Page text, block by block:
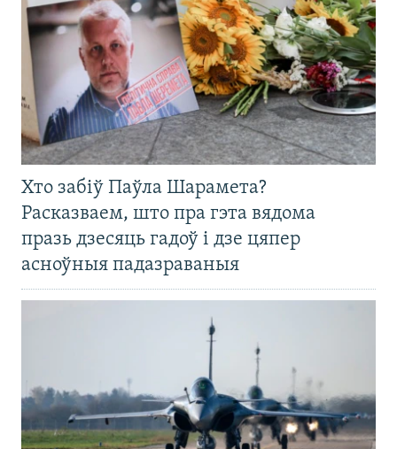
Хто забіў Паўла Шарамета?
Расказваем, што пра гэта вядома
празь дзесяць гадоў і дзе цяпер
асноўныя падазраваныя